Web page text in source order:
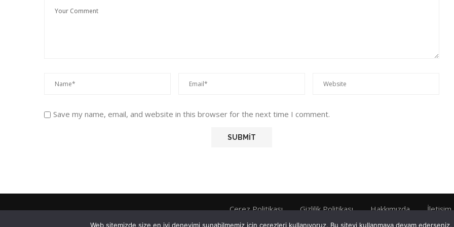
Save my name, email, and website in this browser for the next time I comment.
Çerez Politikası Gizlilik Politikası Hakkımızda İletişim
Web sitemizde size en iyi deneyimi sunabilmemiz için çerezleri kullanıyoruz. Bu siteyi kullanmaya devam